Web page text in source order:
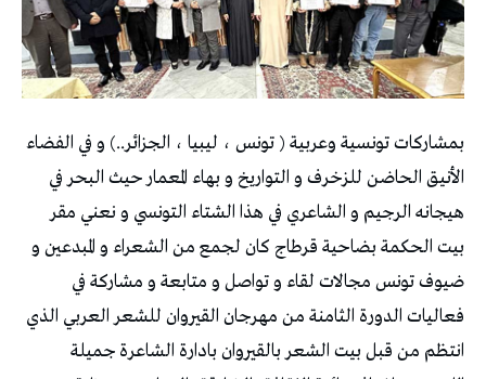
بمشاركات تونسية وعربية ( تونس ، ليبيا ، الجزائر..) و في الفضاء
الأنيق الحاضن للزخرف و التواريخ و بهاء المعمار حيث البحر في
هيجانه الرجيم و الشاعري في هذا الشتاء التونسي و نعني مقر
بيت الحكمة بضاحية قرطاج كان لجمع من الشعراء و المبدعين و
ضيوف تونس مجالات لقاء و تواصل و متابعة و مشاركة في
فعاليات الدورة الثامنة من مهرجان القيروان للشعر العربي الذي
انتظم من قبل بيت الشعر بالقيروان بادارة الشاعرة جميلة